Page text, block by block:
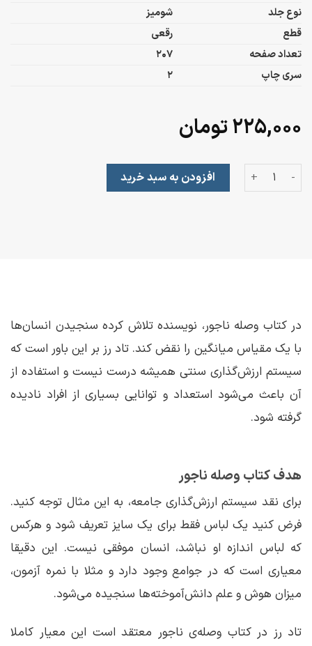
نوع جلد
شومیز
قطع
رقعی
تعداد صفحه
207
سری چاپ
2
۲۲۵,۰۰۰تومان
وصله‌ی ناجور عدد افزودن به سبد خرید
در کتاب وصله ناجور، نویسنده تلاش کرده سنجیدن انسان‌ها
با یک مقیاس میانگین را نقض کند. تاد رز بر این باور است که
سیستم ارزش‌گذاری سنتی همیشه درست نیست و استفاده از
آن باعث می‌شود استعداد و توانایی بسیاری از افراد نادیده
گرفته شود.
هدف کتاب وصله ناجور
برای نقد سیستم ارزش‌گذاری جامعه، به این مثال توجه کنید.
فرض کنید یک لباس فقط برای یک سایز تعریف شود و هرکس
که لباس اندازه او نباشد، انسان موفقی نیست. این دقیقا
معیاری است که در جوامع وجود دارد و مثلا با نمره آزمون،
میزان هوش و علم دانش‌آموخته‌ها سنجیده می‌شود.
تاد رز در کتاب وصله‌ی ناجور معتقد است این معیار کاملا